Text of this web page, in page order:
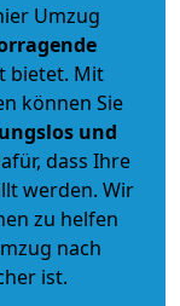
Umzug
bietet. Mit
können Sie
und
dass Ihre
werden. Wir
zu helfen
nach
ist.